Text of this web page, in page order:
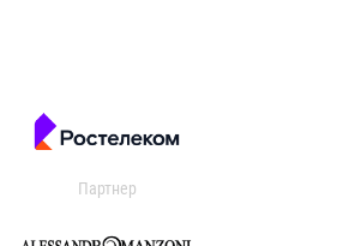
Партнер